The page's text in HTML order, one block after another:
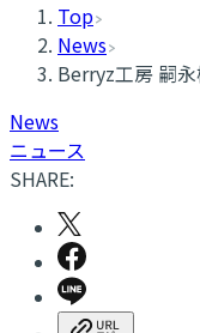
Top
News
Berryz工房 嗣
News
ニュース
SHARE: